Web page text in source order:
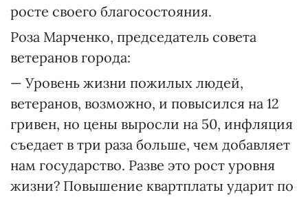
росте своего благосостояния.
Роза Марченко, председатель совета
ветеранов города:
— Уровень жизни пожилых людей,
ветеранов, возможно, и повысился на 12
гривен, но цены выросли на 50, инфляция
съедает в три раза больше, чем добавляет
нам государство. Разве это рост уровня
жизни? Повышение квартплаты ударит по